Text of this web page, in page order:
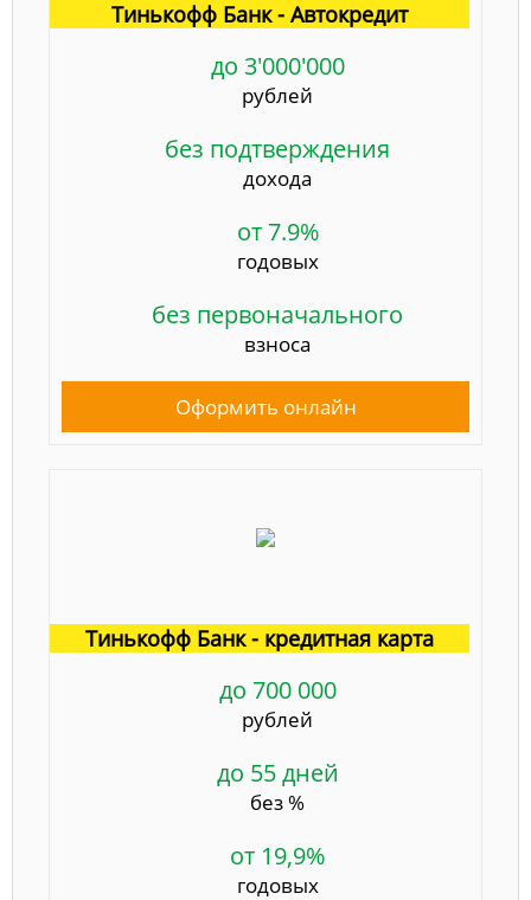
Тинькофф Банк - Автокредит
до 3'000'000
рублей
без подтверждения
дохода
от 7.9%
годовых
без первоначального
взноса
Оформить онлайн
Тинькофф Банк - кредитная карта
до 700 000
рублей
до 55 дней
без %
от 19,9%
годовых